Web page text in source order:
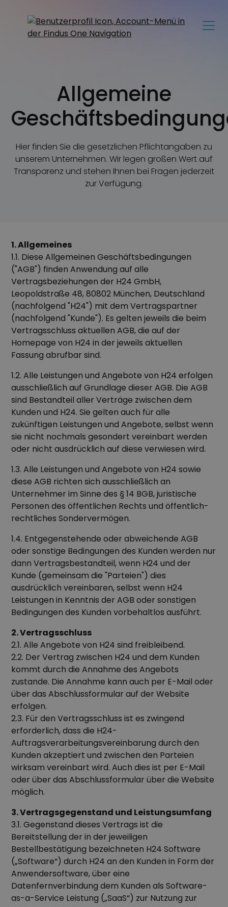
Allgemeine
Hier finden Sie die gesetzlichen Pflichtangaben zu
unserem Unternehmen. Wir legen großen Wert auf
Transparenz und stehen Ihnen bei Fragen jederzeit
zur Verfügung.
1. Allgemeines
1.1. Diese Allgemeinen Geschäftsbedingungen
("AGB") finden Anwendung auf alle
Vertragsbeziehungen der H24 GmbH,
Leopoldstraße 48, 80802 München, Deutschland
(nachfolgend "H24") mit dem Vertragspartner
(nachfolgend "Kunde"). Es gelten jeweils die beim
Vertragsschluss aktuellen AGB, die auf der
Homepage von H24 in der jeweils aktuellen
Fassung abrufbar sind.
1.2. Alle Leistungen und Angebote von H24 erfolgen
ausschließlich auf Grundlage dieser AGB. Die AGB
sind Bestandteil aller Verträge zwischen dem
Kunden und H24. Sie gelten auch für alle
zukünftigen Leistungen und Angebote, selbst wenn
sie nicht nochmals gesondert vereinbart werden
oder nicht ausdrücklich auf diese verwiesen wird.
1.3. Alle Leistungen und Angebote von H24 sowie
diese AGB richten sich ausschließlich an
Unternehmer im Sinne des § 14 BGB, juristische
Personen des öffentlichen Rechts und öffentlich-
rechtliches Sondervermögen.
1.4. Entgegenstehende oder abweichende AGB
oder sonstige Bedingungen des Kunden werden nur
dann Vertragsbestandteil, wenn H24 und der
Kunde (gemeinsam die "Parteien") dies
ausdrücklich vereinbaren, selbst wenn H24
Leistungen in Kenntnis der AGB oder sonstigen
Bedingungen des Kunden vorbehaltlos ausführt.
2. Vertragsschluss
2.1. Alle Angebote von H24 sind freibleibend.
2.2. Der Vertrag zwischen H24 und dem Kunden
kommt durch die Annahme des Angebots
zustande. Die Annahme kann auch per E-Mail oder
über das Abschlussformular auf der Website
erfolgen.
2.3. Für den Vertragsschluss ist es zwingend
erforderlich, dass die H24-
Auftragsverarbeitungsvereinbarung durch den
Kunden akzeptiert und zwischen den Parteien
wirksam vereinbart wird. Auch dies ist per E-Mail
oder über das Abschlussformular über die Website
möglich.
3. Vertragsgegenstand und Leistungsumfang
3.1. Gegenstand dieses Vertrags ist die
Bereitstellung der in der jeweiligen
Bestellbestätigung bezeichneten H24 Software
(„Software“) durch H24 an den Kunden in Form der
Anwendersoftware, über eine
Datenfernverbindung dem Kunden als Software-
as-a-Service Leistung („SaaS“) zur Nutzung zur